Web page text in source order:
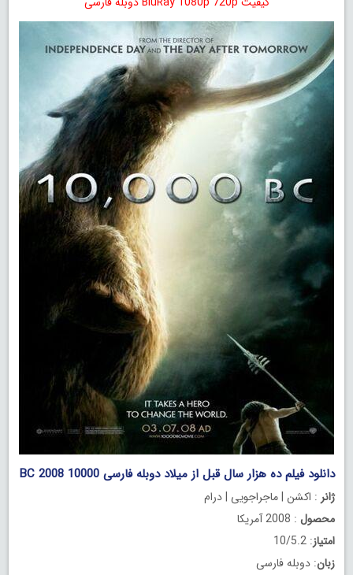
دانلود فیلم ده هزار سال قبل از میلاد دوبله فارسی 10000 BC 2008
ژانر : اکشن | ماجراجویی | درام
محصول : 2008 آمریکا
امتیاز: 10/5.2
زبان: دوبله فارسی